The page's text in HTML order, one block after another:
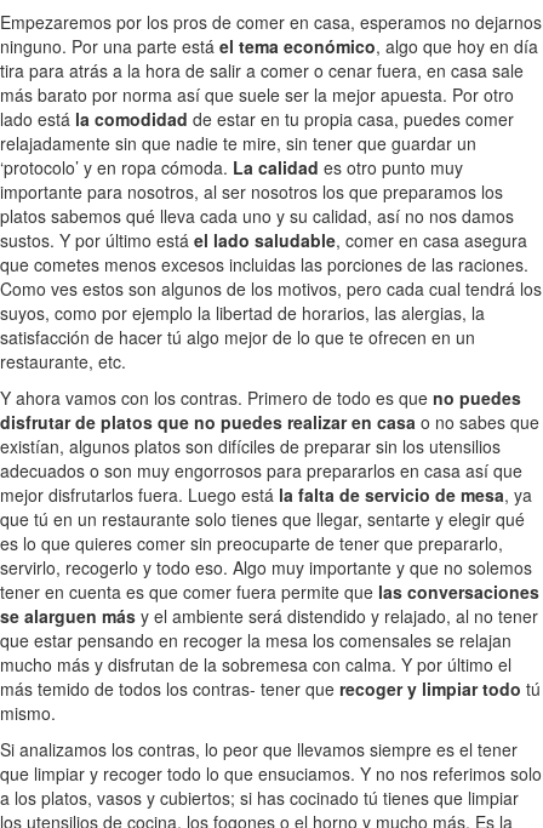
Empezaremos por los pros de comer en casa, esperamos no dejarnos
ninguno. Por una parte está el tema económico, algo que hoy en día
tira para atrás a la hora de salir a comer o cenar fuera, en casa sale
más barato por norma así que suele ser la mejor apuesta. Por otro
lado está la comodidad de estar en tu propia casa, puedes comer
relajadamente sin que nadie te mire, sin tener que guardar un
‘protocolo’ y en ropa cómoda. La calidad es otro punto muy
importante para nosotros, al ser nosotros los que preparamos los
platos sabemos qué lleva cada uno y su calidad, así no nos damos
sustos. Y por último está el lado saludable, comer en casa asegura
que cometes menos excesos incluidas las porciones de las raciones.
Como ves estos son algunos de los motivos, pero cada cual tendrá los
suyos, como por ejemplo la libertad de horarios, las alergias, la
satisfacción de hacer tú algo mejor de lo que te ofrecen en un
restaurante, etc.
Y ahora vamos con los contras. Primero de todo es que no puedes
disfrutar de platos que no puedes realizar en casa o no sabes que
existían, algunos platos son difíciles de preparar sin los utensilios
adecuados o son muy engorrosos para prepararlos en casa así que
mejor disfrutarlos fuera. Luego está la falta de servicio de mesa, ya
que tú en un restaurante solo tienes que llegar, sentarte y elegir qué
es lo que quieres comer sin preocuparte de tener que prepararlo,
servirlo, recogerlo y todo eso. Algo muy importante y que no solemos
tener en cuenta es que comer fuera permite que las conversaciones
se alarguen más y el ambiente será distendido y relajado, al no tener
que estar pensando en recoger la mesa los comensales se relajan
mucho más y disfrutan de la sobremesa con calma. Y por último el
más temido de todos los contras- tener que recoger y limpiar todo tú
mismo.
Si analizamos los contras, lo peor que llevamos siempre es el tener
que limpiar y recoger todo lo que ensuciamos. Y no nos referimos solo
a los platos, vasos y cubiertos; si has cocinado tú tienes que limpiar
los utensilios de cocina, los fogones o el horno y mucho más. Es la